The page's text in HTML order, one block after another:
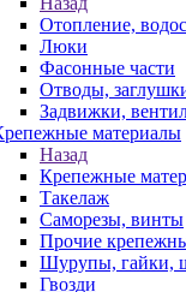
Отопление,
Люки
Фасонные части
Отводы,
Задвижки,
материалы
Назад
Крепежные
Такелаж
Саморезы, винты
Прочие
Шурупы, гайки,
Гвозди